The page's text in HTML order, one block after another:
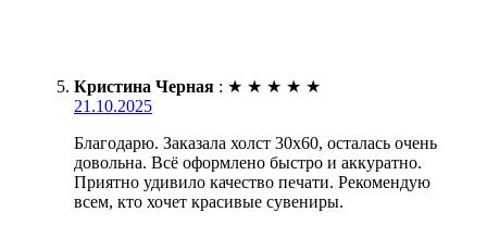
Кристина Черная : ★ ★ ★ ★ ★
21.10.2025
Благодарю. Заказала холст 30х60, осталась очень
довольна. Всё оформлено быстро и аккуратно.
Приятно удивило качество печати. Рекомендую
всем, кто хочет красивые сувениры.